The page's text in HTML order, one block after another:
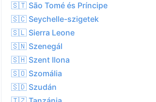
26.0°
0.0 mm
↑
22.0 km/h
16% Eső
22.0 km/h
🇸🇹 São Tomé és Príncipe
🇸🇨 Seychelle-szigetek
🇸🇱 Sierra Leone
🇸🇳 Szenegál
🇸🇭 Szent Ilona
🇸🇴 Szomália
🇸🇩 Szudán